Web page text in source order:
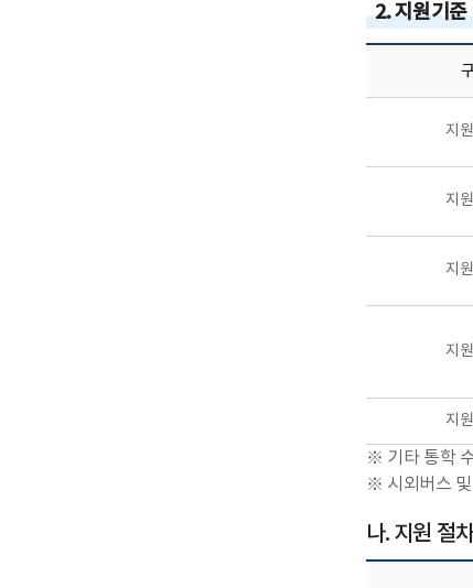
2. 지원기준
지
지
지
지
지
※ 기타 통학
※ 시외버스 및
나. 지원 절차